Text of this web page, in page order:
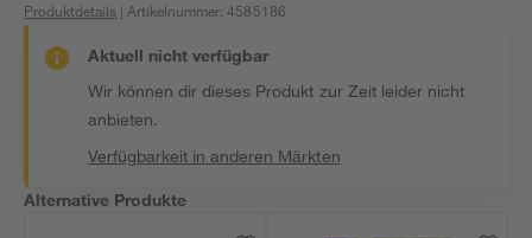
Produktdetails | Artikelnummer:4585186
Aktuell nicht verfügbar
Wir können dir dieses Produkt zur Zeit leider nicht
anbieten.
Verfügbarkeit in anderen Märkten
Alternative Produkte